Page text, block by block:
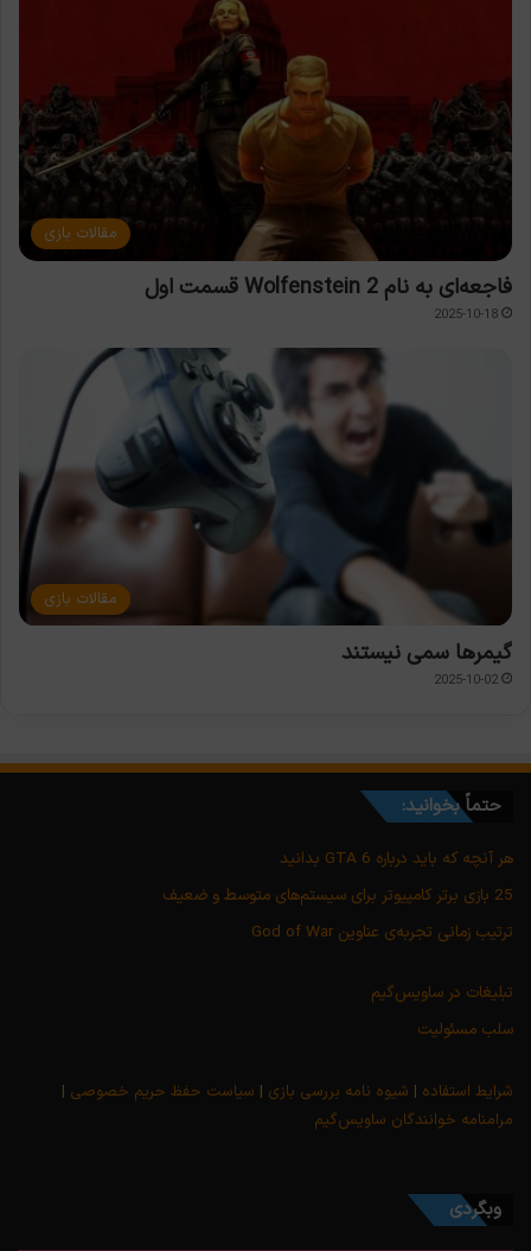
مقالات بازی
فاجعه‌ای به نام Wolfenstein 2 قسمت اول
2025-10-18
مقالات بازی
گیمرها سمی نیستند
2025-10-02
حتماً بخوانید:
هر آنچه که باید درباره GTA 6 بدانید
25 بازی برتر کامپیوتر برای سیستم‌های متوسط و ضعیف
ترتیب زمانی تجربه‌ی عناوین God of War
تبلیغات در ساویس‌گیم
سلب مسئولیت
شرایط استفاده | شیوه نامه بررسی بازی | سیاست حفظ حریم خصوصی |
مرامنامه خوانندگان ساویس‌گیم
وبگردی